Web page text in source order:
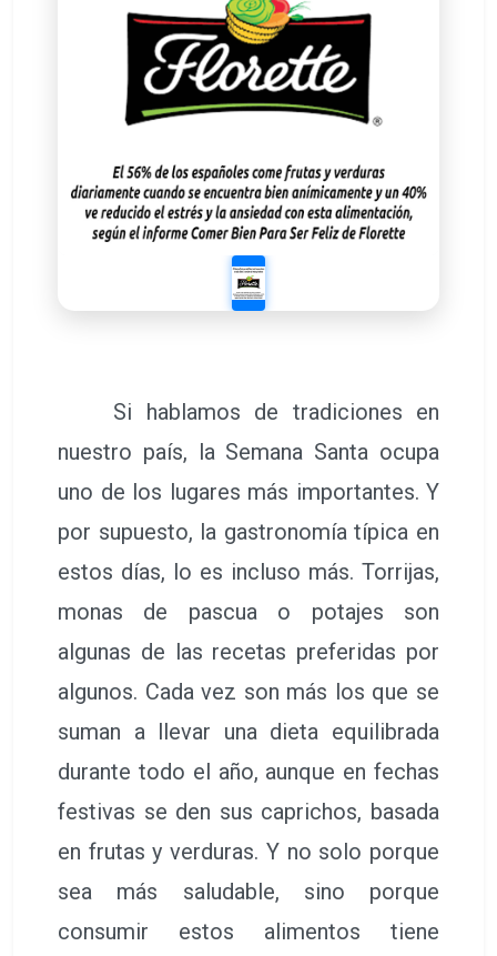
Si hablamos de tradiciones en
nuestro país, la Semana Santa ocupa
uno de los lugares más importantes. Y
por supuesto, la gastronomía típica en
estos días, lo es incluso más. Torrijas,
monas de pascua o potajes son
algunas de las recetas preferidas por
algunos. Cada vez son más los que se
suman a llevar una dieta equilibrada
durante todo el año, aunque en fechas
festivas se den sus caprichos, basada
en frutas y verduras. Y no solo porque
sea más saludable, sino porque
consumir estos alimentos tiene